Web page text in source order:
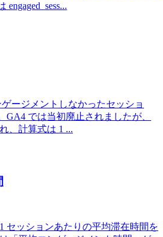
...
ージメントしなかったセッショ
GA4 では当初廃止されましたが、
、計算式は 1 ...
セッションあたりの平均滞在時間を